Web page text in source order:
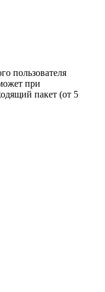
пользователя
при
пакет (от 5